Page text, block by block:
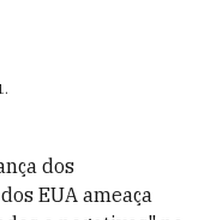
.
dos
EUA ameaça